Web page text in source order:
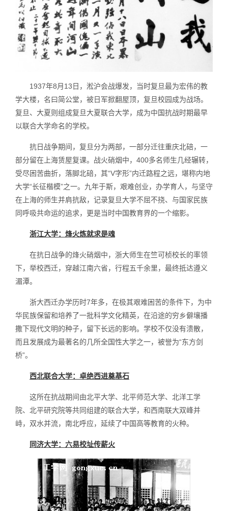
1937年8月13日，淞沪会战爆发，当时复旦最为宏伟的教
学大楼，名曰简公堂，被日军掀翻屋顶，复旦校园成为战场。
复旦、大夏则组成复旦大夏联合大学，成为中国抗战时期最早
以联合大学命名的学校。
抗日战争期间，复旦分为两部，一部分迁往重庆北碚，一
部分留在上海赁屋复课。战火硝烟中，400多名师生几经辗转，
受尽困苦曲折，落脚北碚，其“V字形”内迁路程之远，堪称内地
大学“长征楷模”之一。九年于斯，艰难创业，办学育人，与坚守
在上海的师生并肩抗敌，记录复旦大学不屈不挠、与国家民族
同呼吸共命运的追求，更是当时中国教育界的一个缩影。
浙江大学：烽火炼就求是魂
在抗日战争的烽火硝烟中，浙大师生在竺可桢校长的率领
下，举校西迁，穿越江南六省，行程五千余里，最终抵达遵义
湄潭。
浙大西迁办学历时7年多，在极其艰难困苦的条件下，为中
华民族保留和培养了一批科学文化精英，在沿途的穷乡僻壤播
撒下现代文明的种子，留下长远的影响。学校不仅没有溃散，
而且发展成为最著名的几所全国性大学之一，被誉为“东方剑
桥”。
西北联合大学：卓绝西进奠基石
这所在抗战期间由北平大学、北平师范大学、北洋工学
院、北平研究院等共同组建的联合大学，和西南联大双峰并
峙，双水并流，南北呼应，延续了中国高等教育的火种。
同济大学：六易校址传薪火